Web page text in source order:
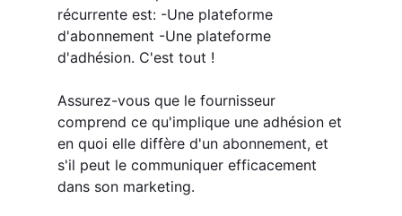
récurrente est: -Une plateforme
d'abonnement -Une plateforme
d'adhésion. C'est tout !
Assurez-vous que le fournisseur
comprend ce qu'implique une adhésion et
en quoi elle diffère d'un abonnement, et
s'il peut le communiquer efficacement
dans son marketing.